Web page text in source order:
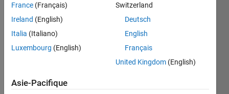
the
position
of an
x/y
position
France (Français)
Ireland (English)
Italia (Italiano)
Luxembourg (English)
Switzerland
Deutsch
English
Français
United Kingdom (English)
Asie-Pacifique